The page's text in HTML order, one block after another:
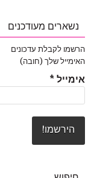
נשארים מעודכנים
הרשמו לקבלת עדכונים
האימייל שלך (חובה)
אימייל *